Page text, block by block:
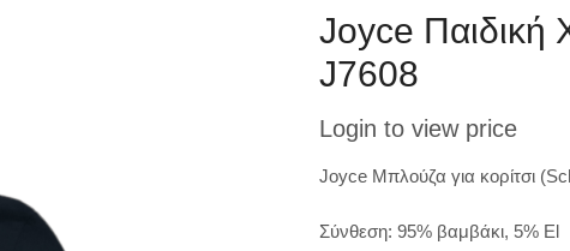
Joyce Παιδική
J7608
Login to view price
Joyce Μπλούζα για κορίτσι
Σύνθεση: 95% βαμβάκι, 5% El